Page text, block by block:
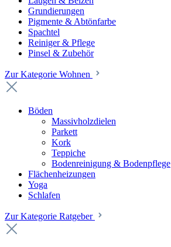
Grundierungen
Pigmente & Abtönfarbe
Spachtel
Reiniger & Pflege
Pinsel & Zubehör
Zur Kategorie Wohnen
Böden
Massivholzdielen
Parkett
Kork
Teppiche
Bodenreinigung & Bodenpflege
Flächenheizungen
Yoga
Schlafen
Zur Kategorie Ratgeber